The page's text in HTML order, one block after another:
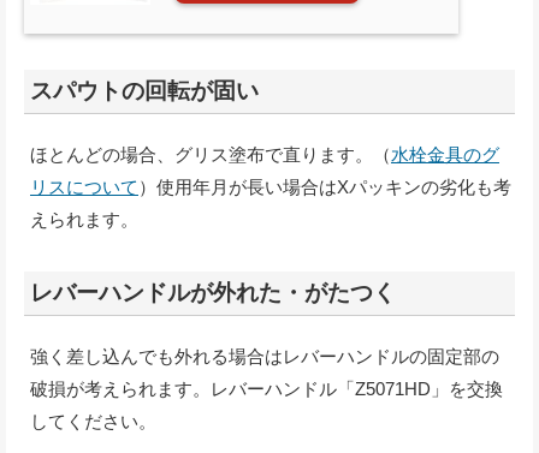
スパウトの回転が固い
ほとんどの場合、グリス塗布で直ります。（水栓金具のグ
リスについて ）使用年月が長い場合はXパッキンの劣化も考
えられます。
レバーハンドルが外れた・がたつく
強く差し込んでも外れる場合はレバーハンドルの固定部の
破損が考えられます。レバーハンドル「Z5071HD」を交換
してください。